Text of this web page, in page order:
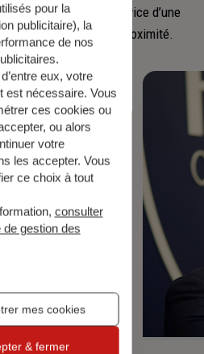
savoir‑faire au service d’une
la confiance et la proximité.
pour la
publicitaire), la
de nos
eux, votre
est nécessaire. Vous
ces cookies ou
ou alors
votre
les accepter. Vous
ce choix à tout
consulter
de gestion des
mes cookies
& fermer